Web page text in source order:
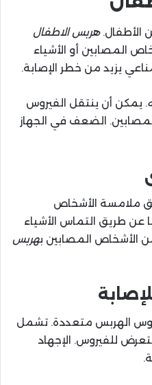
الأطفال.هربس الاطفال
المصابين أو الأشياء
يزيد من خطر الإصابة.
. يمكن أن ينتقل الفيروس
الضعف في الجهاز
ملامسة الأشخاص
عن طريق التماس الأشياء
الأشخاص المصابين بهربس
الهربس متعددة. تشمل
للفيروس. الإجهاد